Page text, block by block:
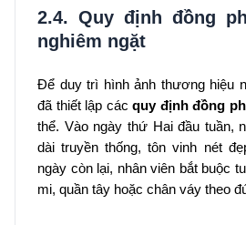
2.4. Quy định đồng
nghiêm ngặt
Để duy trì hình ảnh thương hiệu
đã thiết lập các quy định đồng
thể. Vào ngày thứ Hai đầu tuần,
dài truyền thống, tôn vinh nét
ngày còn lại, nhân viên bắt buộc
mi, quần tây hoặc chân váy theo